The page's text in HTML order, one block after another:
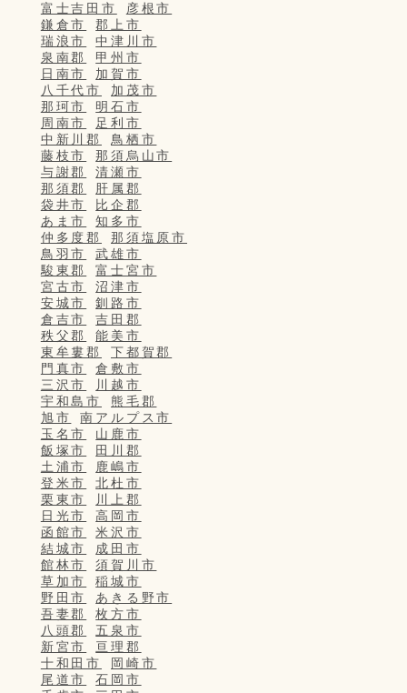
富士吉田市
彦根市
鎌倉市
郡上市
瑞浪市
中津川市
泉南郡
甲州市
日南市
加賀市
八千代市
加茂市
那珂市
明石市
周南市
足利市
中新川郡
鳥栖市
藤枝市
那須烏山市
与謝郡
清瀬市
那須郡
肝属郡
袋井市
比企郡
あま市
知多市
仲多度郡
那須塩原市
鳥羽市
武雄市
駿東郡
富士宮市
宮古市
沼津市
安城市
釧路市
倉吉市
吉田郡
秩父郡
能美市
東牟婁郡
下都賀郡
門真市
倉敷市
三沢市
川越市
宇和島市
熊毛郡
旭市
南アルプス市
玉名市
山鹿市
飯塚市
田川郡
土浦市
鹿嶋市
登米市
北杜市
栗東市
川上郡
日光市
高岡市
函館市
米沢市
結城市
成田市
館林市
須賀川市
草加市
稲城市
野田市
あきる野市
吾妻郡
枚方市
八頭郡
五泉市
新宮市
亘理郡
十和田市
岡崎市
尾道市
石岡市